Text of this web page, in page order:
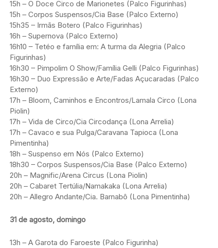
15h – O Doce Circo de Marionetes (Palco Figurinhas)
15h – Corpos Suspensos/Cia Base (Palco Externo)
15h35 – Irmãs Botero (Palco Figurinhas)
16h – Supernova (Palco Externo)
16h10 – Tetéo e família em: A turma da Alegria (Palco
Figurinhas)
16h30 – Pimpolim O Show/Família Gelli (Palco Figurinhas)
16h30 – Duo Expressão e Arte/Fadas Açucaradas (Palco
Externo)
17h – Bloom, Caminhos e Encontros/Lamala Circo (Lona
Piolin)
17h – Vida de Circo/Cia Circodança (Lona Arrelia)
17h – Cavaco e sua Pulga/Caravana Tapioca (Lona
Pimentinha)
18h – Suspenso em Nós (Palco Externo)
18h30 – Corpos Suspensos/Cia Base (Palco Externo)
20h – Magnific/Arena Circus (Lona Piolin)
20h – Cabaret Tertúlia/Namakaka (Lona Arrelia)
20h – Allegro Andante/Cia. Barnabô (Lona Pimentinha)
31 de agosto, domingo
13h – A Garota do Faroeste (Palco Figurinha)